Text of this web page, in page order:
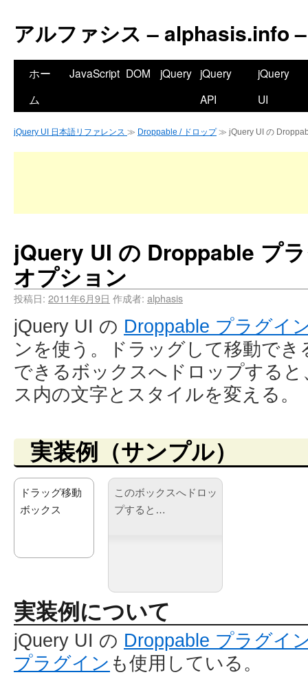
アルファシス – alphasis.info –
ホー
ム
JavaScript DOM jQuery jQuery
API
jQuery
UI
jQuery UI 日本語リファレンス ≫ Droppable / ドロップ≫ jQuery UI の
jQuery UI の Droppable プ
オプション
投稿日: 2011年6月9日 作成者: alphasis
jQuery UI の Droppable プラグイ
ンを使う。ドラッグして移動で
できるボックスへドロップする
ス内の文字とスタイルを変える。
実装例（サンプル）
ドラッグ移動
ボックス
このボックスへドロッ
プすると…
実装例について
jQuery UI の Droppable プラグイ
プラグイン も使用している。